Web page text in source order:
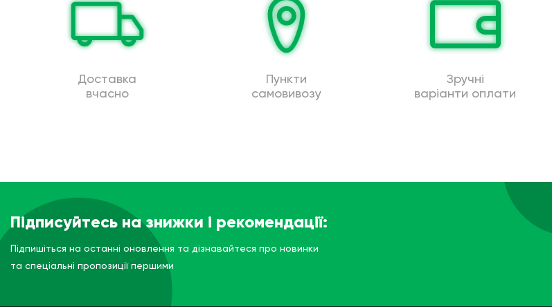
Доставка
вчасно
Пункти
самовивозу
Зручні
варіанти оплати
Підписуйтесь на знижки і рекомендації:
Підпишіться на останні оновлення та дізнавайтеся про новинки
та спеціальні пропозиції першими